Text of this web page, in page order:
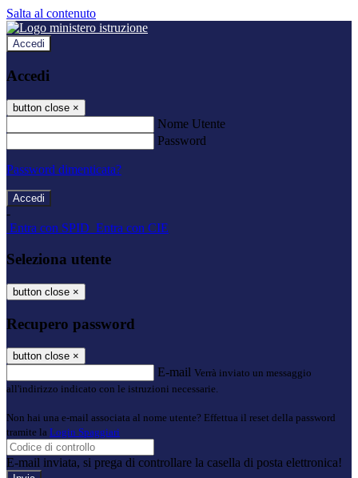
Salta al contenuto
Accedi
Accedi
button close ×
Nome Utente
Password
Password dimenticata?
-
Entra con SPID Entra con CIE
Seleziona utente
button close ×
Recupero password
button close ×
E-mail Verrà inviato un messaggio
all'indirizzo indicato con le istruzioni necessarie.
Non hai una e-mail associata al nome utente? Effettua il reset della password
tramite la Login Spaggiari
E-mail inviata, si prega di controllare la casella di posta elettronica!